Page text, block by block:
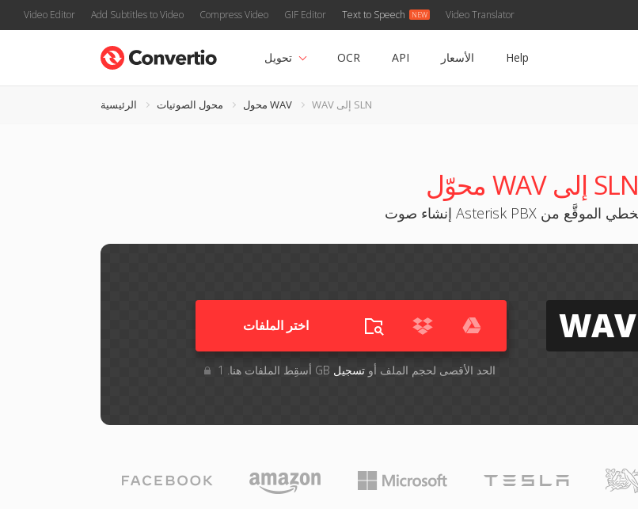
Video Editor Add Subtitles to Video Compress Video GIF Editor Text to Speech Video Translator
تحويل OCR API الأسعار Help
الرئيسية محول الصوتيات محول WAV WAV إلى SLN
محوّل WAV إلى SLN
اختر الملفات
أسقِط الملفات هنا. 1 GB الحد الأقصى لحجم الملف أوتسجيل
WAV